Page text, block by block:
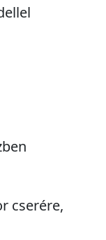
cserére,